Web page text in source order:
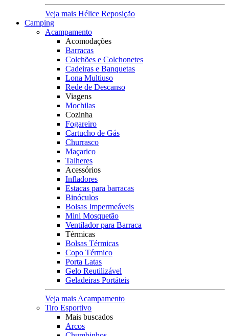
Veja mais Hélice Reposição
Camping
Acampamento
Acomodações
Barracas
Colchões e Colchonetes
Cadeiras e Banquetas
Lona Multiuso
Rede de Descanso
Viagens
Mochilas
Cozinha
Fogareiro
Cartucho de Gás
Churrasco
Maçarico
Talheres
Acessórios
Infladores
Estacas para barracas
Binóculos
Bolsas Impermeáveis
Mini Mosquetão
Ventilador para Barraca
Térmicas
Bolsas Térmicas
Copo Térmico
Porta Latas
Gelo Reutilizável
Geladeiras Portáteis
Veja mais Acampamento
Tiro Esportivo
Mais buscados
Arcos